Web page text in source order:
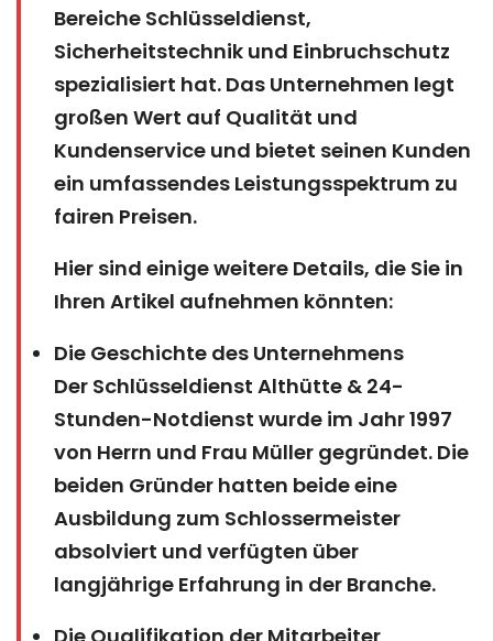
Bereiche Schlüsseldienst,
Sicherheitstechnik und Einbruchschutz
spezialisiert hat. Das Unternehmen legt
großen Wert auf Qualität und
Kundenservice und bietet seinen Kunden
ein umfassendes Leistungsspektrum zu
fairen Preisen.
Hier sind einige weitere Details, die Sie in
Ihren Artikel aufnehmen könnten:
Die Geschichte des Unternehmens
Der Schlüsseldienst Althütte & 24-
Stunden-Notdienst wurde im Jahr 1997
von Herrn und Frau Müller gegründet. Die
beiden Gründer hatten beide eine
Ausbildung zum Schlossermeister
absolviert und verfügten über
langjährige Erfahrung in der Branche.